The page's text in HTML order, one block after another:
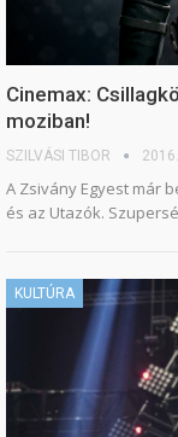
Cinemax:
moziban!
SZILVÁSI TIBOR
A Zsivány Egyest már
és az Utazók.
KULTÚRA